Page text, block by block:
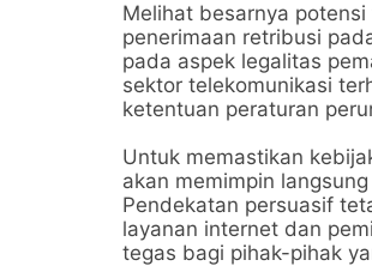
Melihat besarnya
penerimaan retribusi
pada aspek legalitas
sektor telekomunikasi
ketentuan peraturan
Untuk memastikan
akan memimpin
Pendekatan persuasif
layanan internet dan
tegas bagi pihak-pihak